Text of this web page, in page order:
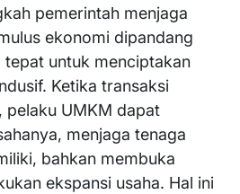
pemerintah menjaga
ekonomi dipandang
tepat untuk menciptakan
Ketika transaksi
pelaku UMKM dapat
menjaga tenaga
bahkan membuka
ekspansi usaha. Hal ini